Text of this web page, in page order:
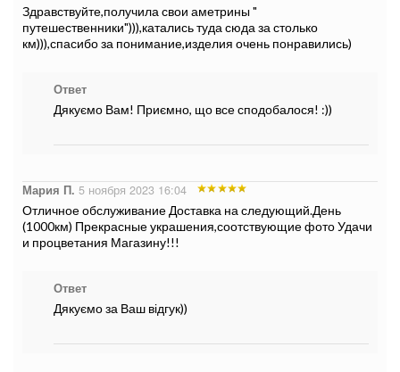
Здравствуйте,получила свои аметрины "
путешественники"))),катались туда сюда за столько
км))),спасибо за понимание,изделия очень понравились)
Ответ
Дякуємо Вам! Приємно, що все сподобалося! :))
Мария П. 5 ноября 2023 16:04
Отличное обслуживание Доставка на следующий.День
(1000км) Прекрасные украшения,соотствующие фото Удачи
и процветания Магазину!!!
Ответ
Дякуємо за Ваш відгук))